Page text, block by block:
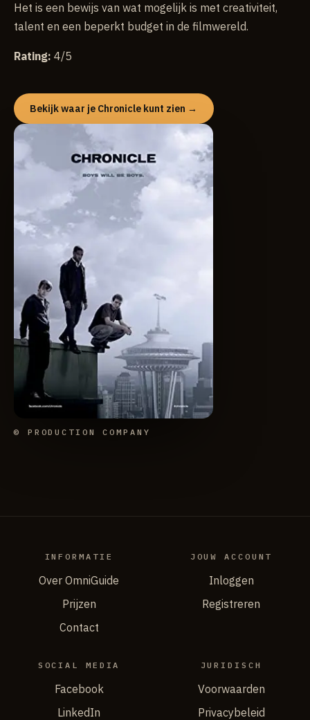
© PRODUCTION COMPANY
Het is een bewijs van wat mogelijk is met creativiteit,
talent en een beperkt budget in de filmwereld.
Rating: 4/5
Bekijk waar je Chronicle kunt zien →
INFORMATIE
Over OmniGuide
Prijzen
Contact
JOUW ACCOUNT
Inloggen
Registreren
SOCIAL MEDIA
Facebook
LinkedIn
JURIDISCH
Voorwaarden
Privacybeleid